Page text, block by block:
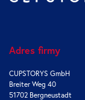
Adres firmy
CUPSTORYS GmbH
Breiter Weg 40
51702 Bergneustadt